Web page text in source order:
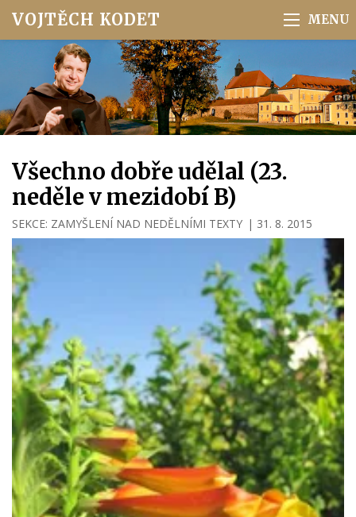
VOJTĚCH KODET
Všechno dobře udělal (23.
neděle v mezidobí B)
SEKCE: ZAMYŠLENÍ NAD NEDĚLNÍMI TEXTY | 31. 8. 2015